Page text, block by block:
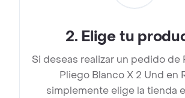
2. Elige tu
Si deseas realizar un pedido de
Pliego Blanco X 2 Und en
simplemente elige la tienda